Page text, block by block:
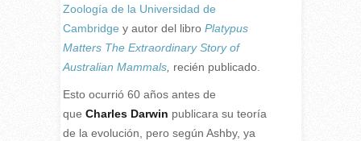
Zoología de la Universidad de
Cambridge y autor del libro Platypus
Matters The Extraordinary Story of
Australian Mammals, recién publicado.
Esto ocurrió 60 años antes de
que Charles Darwin publicara su teoría
de la evolución, pero según Ashby, ya